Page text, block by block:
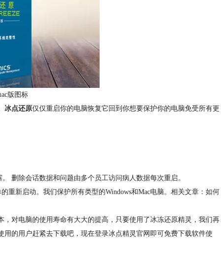
版图标
冰点还原仅仅重启你的电脑恢复它回到你想要保护你的电脑免受所有更
删除会话数据和问题由多个员工访问病人数据每次重启。
重新启动。我们保护所有类型的Windows和Mac电脑。相关文章：如何
对电脑的使用寿命有大大的提高，只要使用了冰冻还原精灵，我们再
的用户赶紧去下载吧，现在登录冰点精灵官网即可免费下载软件使